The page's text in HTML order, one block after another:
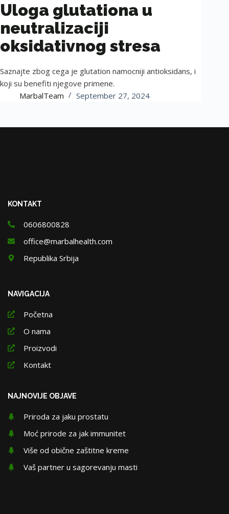
Uloga glutationa u
neutralizaciji
oksidativnog stresa
Saznajte zbog cega je glutation namocniji antioksidans, i
koji su benefiti njegove primene.
MarbalTeam
September 27, 2024
KONTAKT
0606800828
office@marbalhealth.com
Republika Srbija
NAVIGACIJA
Početna
O nama
Proizvodi
Kontakt
NAJNOVIJE OBJAVE
Priroda za jaku prostatu
Moć prirode za jak immunitet
Više od obične zaštitne kreme
Vaš partner u sagorevanju masti